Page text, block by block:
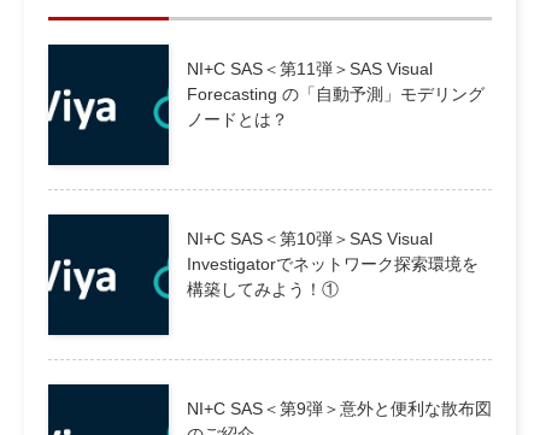
NI+C SAS＜第11弾＞SAS Visual
Forecasting の「自動予測」モデリング
ノードとは？
NI+C SAS＜第10弾＞SAS Visual
Investigatorでネットワーク探索環境を
構築してみよう！①
NI+C SAS＜第9弾＞意外と便利な散布図